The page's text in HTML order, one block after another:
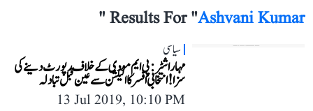
Results For "Ashvani Kumar
"
سیاسی
مہاراشٹر: پی ایم مودی کے خلاف رپورٹ دینے کی
سزا! انتخابی افسر کا الیکشن سے عین قبل تبادلہ
13 Jul 2019, 10:10 PM